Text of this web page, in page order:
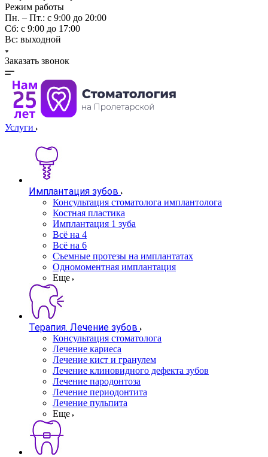
Режим работы
Пн. – Пт.: с 9:00 до 20:00
Cб: с 9:00 до 17:00
Вс: выходной
Заказать звонок
Услуги
Имплантация зубов
Консультация стоматолога имплантолога
Костная пластика
Имплантация 1 зуба
Всё на 4
Всё на 6
Съемные протезы на имплантатах
Одномоментная имплантация
Еще
Терапия. Лечение зубов
Консультация стоматолога
Лечение кариеса
Лечение кист и гранулем
Лечение клиновидного дефекта зубов
Лечение пародонтоза
Лечение периодонтита
Лечение пульпита
Еще